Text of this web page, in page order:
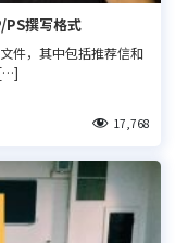
PS撰写格式
件，其中包括推荐信和
17,768